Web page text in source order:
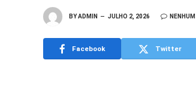
BYADMIN JULHO 2, 2026
Facebook Twitter